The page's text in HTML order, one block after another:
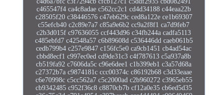
c465547f4 ca4c8adae c562cc2c1 cd4d34188 c44eaa22b
c28505f20 c38446576 c47eb629c ced8a122e ce1b69307
c55efcb40 c2c89e7a7 c85a9e6b2 cc9a2f8f1 ca7d9feb7
c2b3d015f c97636055 ccf443d96 c34fb244a cadfa5113
c485ebfd7 c42548a57 c6b89608d c536446dd caeb061b5
cedb799b4 c257e9847 c156fc5e0 ca9cb1451 cb4ad54ac
cbbd8ecf1 c997ec0ed cd9de31c3 c4f787613 c5a937a8b
cb519fa92 c7606da5c c96e6dee1 c1b399eb1 c3a57d68a
c27372b7a c9874181c ccc00374c c86192b68 c3d33eaae
c6e70998c c5cc562a7 c5c2000ad c2b960272 c3965eb55
cb9342485 c952f36c8 c8870cb7b cf12a0e35 cb6ed5d35